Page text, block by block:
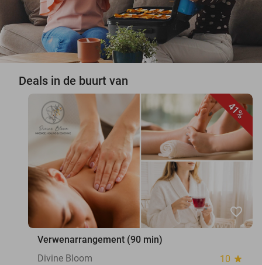
Deals in de buurt van
41%
favorite_border
Verwenarrangement (90 min)
Divine Bloom
10 star